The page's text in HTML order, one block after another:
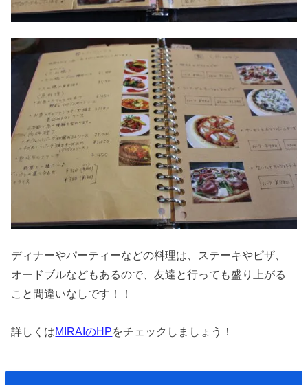
ディナーやパーティーなどの料理は、ステーキやピザ、
オードブルなどもあるので、友達と行っても盛り上がる
こと間違いなしです！！
詳しくはMIRAIのHPをチェックしましょう！